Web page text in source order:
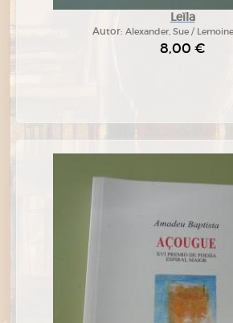
Leïla
Autor: Alexander, Sue /
8,00 €